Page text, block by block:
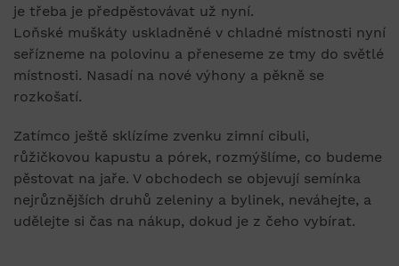
je třeba je předpěstovávat už nyní.
Loňské muškáty uskladněné v chladné místnosti nyní
seřízneme na polovinu a přeneseme ze tmy do světlé
místnosti. Nasadí na nové výhony a pěkně se
rozkošatí.
Zatímco ještě sklízíme zvenku zimní cibuli,
růžičkovou kapustu a pórek, rozmýšlíme, co budeme
pěstovat na jaře. V obchodech se objevují semínka
nejrůznějších druhů zeleniny a bylinek, neváhejte, a
udělejte si čas na nákup, dokud je z čeho vybírat.